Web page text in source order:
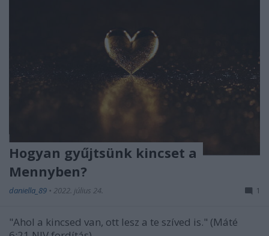
Hogyan gyűjtsünk kincset a
Mennyben?
daniella_89 • 2022. július 24. 1
"Ahol a kincsed van, ott lesz a te szíved is." (Máté